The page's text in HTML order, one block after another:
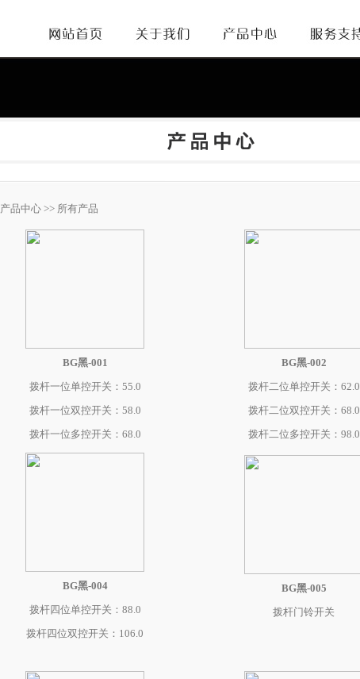
产品中心 >> 所有产品
BG黑-001
拨杆一位单控开关：55.0
拨杆一位双控开关：58.0
拨杆一位多控开关：68.0
BG黑-002
拨杆二位单控开关：62.0
拨杆二位双控开关：68.0
拨杆二位多控开关：98.0
BG黑-004
拨杆四位单控开关：88.0
拨杆四位双控开关：106.0
BG黑-005
拨杆门铃开关